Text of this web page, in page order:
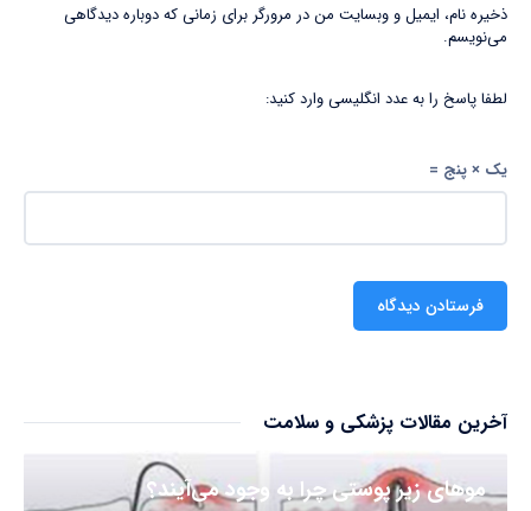
ذخیره نام، ایمیل و وبسایت من در مرورگر برای زمانی که دوباره دیدگاهی
می‌نویسم.
لطفا پاسخ را به عدد انگلیسی وارد کنید:
یک × پنج =
آخرین مقالات پزشکی و سلامت
مو‌های زیر پوستی چرا به وجود می‌آیند؟